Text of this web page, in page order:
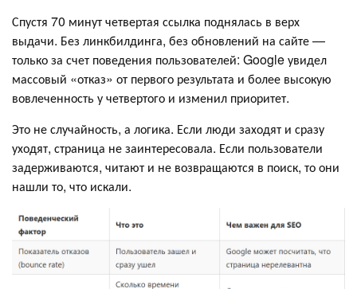
Спустя 70 минут четвертая ссылка поднялась в верх
выдачи. Без линкбилдинга, без обновлений на сайте —
только за счет поведения пользователей: Google увидел
массовый «отказ» от первого результата и более высокую
вовлеченность у четвертого и изменил приоритет.
Это не случайность, а логика. Если люди заходят и сразу
уходят, страница не заинтересовала. Если пользователи
задерживаются, читают и не возвращаются в поиск, то они
нашли то, что искали.